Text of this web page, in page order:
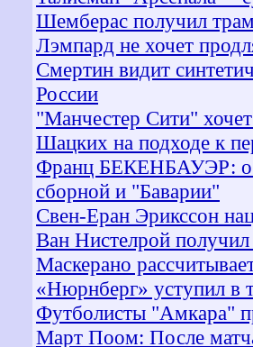
Шемберас получил
Лэмпард не хочет
Смертин видит
России
"Манчестер Сити"
Шацких на подходе к
Франц БЕКЕНБАУЭР: о
сборной и "Баварии"
Свен-Еран Эрикссон
Ван Нистелрой
Маскерано
«Нюрнберг» уступил в
Футболисты "Амкара"
Март Поом: После